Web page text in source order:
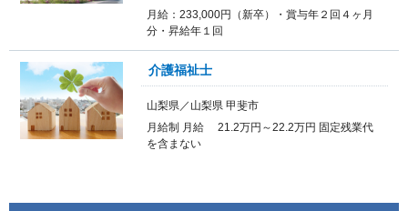
月給：233,000円（新卒）・賞与年２回４ヶ月
分・昇給年１回
介護福祉士
山梨県／山梨県 甲斐市
月給制 月給 21.2万円～22.2万円 固定残業代
を含まない